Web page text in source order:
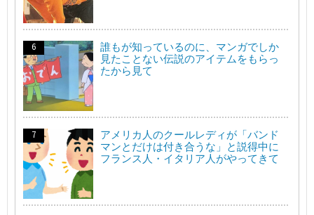
誰もが知っているのに、マンガでしか
見たことない伝説のアイテムをもらっ
たから見て
アメリカ人のクールレディが「バンド
マンとだけは付き合うな」と説得中に
フランス人・イタリア人がやってきて